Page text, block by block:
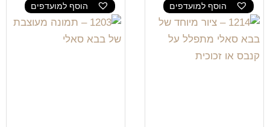
הוסף למועדפים הוסף למועדפים